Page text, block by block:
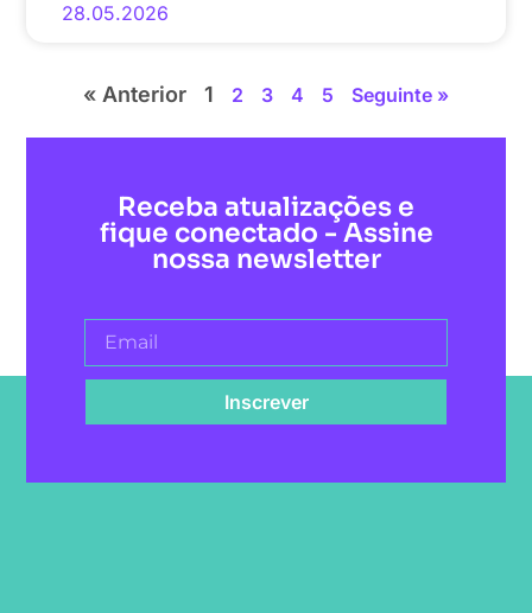
28.05.2026
« Anterior 1 2 3 4 5 Seguinte »
Receba atualizações e
fique conectado - Assine
nossa newsletter
Inscrever